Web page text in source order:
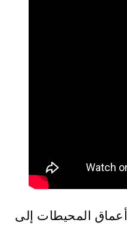
المحيطات إلى